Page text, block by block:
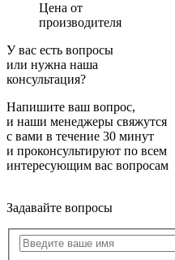
Цена от
производителя
У вас есть вопросы
или нужна наша
консультация?
Напишите ваш вопрос,
и наши менеджеры свяжутся
с вами в течение 30 минут
и проконсультируют по всем
интересующим вас вопросам
Задавайте вопросы